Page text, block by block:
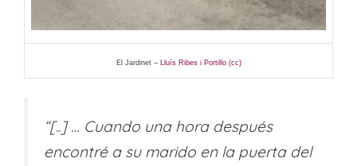
El Jardinet – Lluís Ribes i Portillo (cc)
“[..] … Cuando una hora después
encontré a su marido en la puerta del